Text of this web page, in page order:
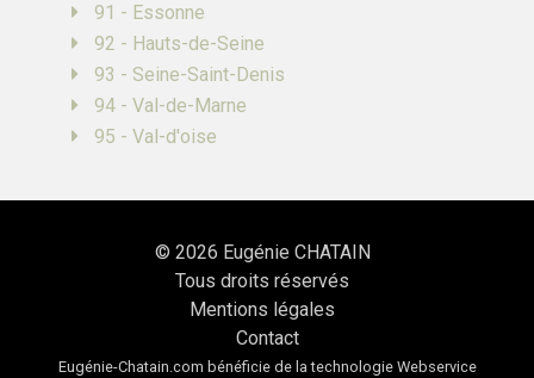
91 - Essonne
92 - Hauts-de-Seine
93 - Seine-Saint-Denis
94 - Val-de-Marne
95 - Val-d'oise
© 2026 Eugénie CHATAIN
Tous droits réservés
Mentions légales
Contact
Eugénie-Chatain.com bénéficie de la technologie Webservice